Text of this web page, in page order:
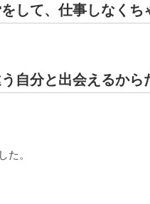
をして、仕事しなくち
自分と出会えるから
た。